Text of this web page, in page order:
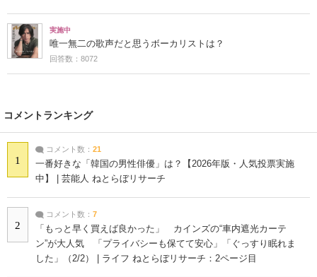
実施中
唯一無二の歌声だと思うボーカリストは？
回答数：8072
コメントランキング
1
コメント数： 21
一番好きな「韓国の男性俳優」は？【2026年版・人気投票実施
中】 | 芸能人 ねとらぼリサーチ
2
コメント数： 7
「もっと早く買えば良かった」 カインズの“車内遮光カーテ
ン”が大人気 「プライバシーも保てて安心」「ぐっすり眠れま
した」（2/2） | ライフ ねとらぼリサーチ：2ページ目